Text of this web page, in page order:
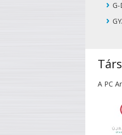
G-
A PC